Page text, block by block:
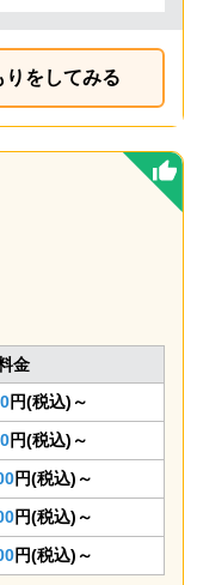
をしてみる
金
円(税込)～
円(税込)～
円(税込)～
円(税込)～
円(税込)～